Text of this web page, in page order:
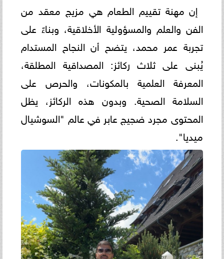
إن مهنة تقييم الطعام هي مزيج معقد من
الفن والعلم والمسؤولية الأخلاقية، وبناءً على
تجربة عمر محمد، يتضح أن النجاح المستدام
يُبنى على ثلاث ركائز: المصداقية المطلقة،
المعرفة العلمية بالمكونات، والحرص على
السلامة الصحية. وبدون هذه الركائز، يظل
المحتوى مجرد ضجيج عابر في عالم "السوشيال
ميديا".